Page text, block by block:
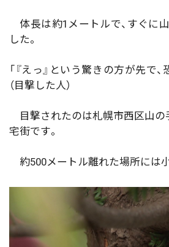
体長は約1メートルで、すぐに
した。
「『えっ』という驚きの方が先で
（目撃した人）
目撃されたのは札幌市西区山の
宅街です。
約500メートル離れた場所には